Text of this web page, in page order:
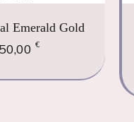
Emerald Gold
€